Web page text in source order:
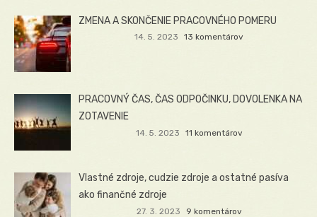
ZMENA A SKONČENIE PRACOVNÉHO POMERU
14. 5. 2023 13 komentárov
PRACOVNÝ ČAS, ČAS ODPOČINKU, DOVOLENKA NA
ZOTAVENIE
14. 5. 2023 11 komentárov
Vlastné zdroje, cudzie zdroje a ostatné pasíva
ako finančné zdroje
27. 3. 2023 9 komentárov